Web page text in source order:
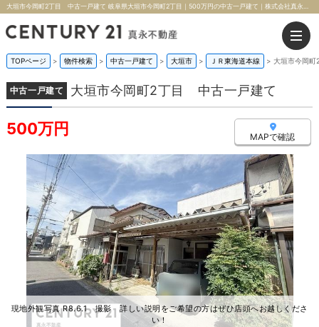
TOPページ > 物件検索 > 中古一戸建て > 大垣市 > ＪＲ東海道本線 > 大垣市今岡
中古一戸建て 大垣市今岡町2丁目 中古一戸建て
500万円 MAPで確認
現地外観写真 R8.6.1 撮影 詳しい説明をご希望の方はぜひ店頭へお越しくださ
い！